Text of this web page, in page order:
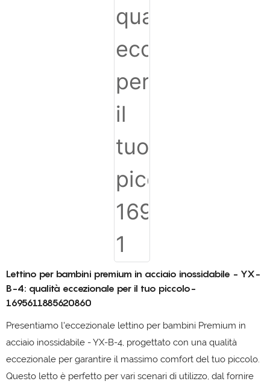
Lettino per bambini premium in acciaio inossidabile - YX-
B-4: qualità eccezionale per il tuo piccolo-
1695611885620860
Presentiamo l'eccezionale lettino per bambini Premium in
acciaio inossidabile - YX-B-4, progettato con una qualità
eccezionale per garantire il massimo comfort del tuo piccolo.
Questo letto è perfetto per vari scenari di utilizzo, dal fornire